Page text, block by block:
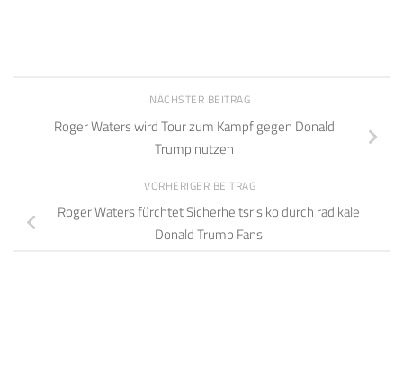
NÄCHSTER BEITRAG
Roger Waters wird Tour zum Kampf gegen Donald
Trump nutzen
VORHERIGER BEITRAG
Roger Waters fürchtet Sicherheitsrisiko durch radikale
Donald Trump Fans